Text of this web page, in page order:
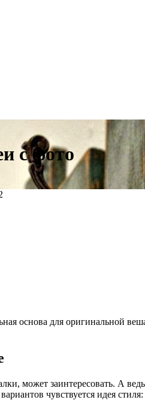
с фото
основа для оригинальной
может заинтересовать. А
чувствуется идея